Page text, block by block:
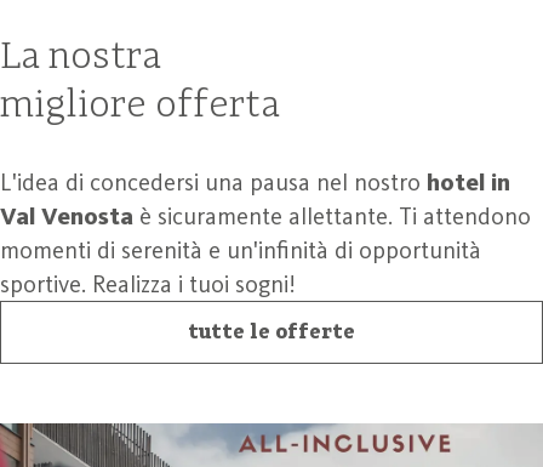
La nostra
migliore offerta
L'idea di concedersi una pausa nel nostro hotel in
Val Venosta è sicuramente allettante. Ti attendono
momenti di serenità e un'infinità di opportunità
sportive. Realizza i tuoi sogni!
tutte le offerte